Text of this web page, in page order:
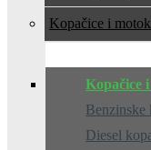
Kopačice i
Kopačice
Benzinske
Diesel